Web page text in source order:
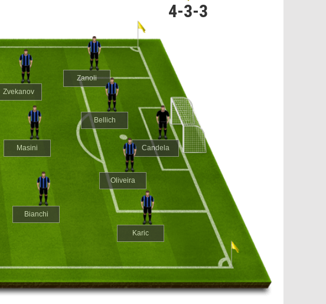
4-3-3
Candela
Zanoli
Bellich
Oliveira
Karic
Zvekanov
Masini
Bianchi